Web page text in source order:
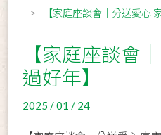
【家庭座談會│分送愛心
【家庭座談會
過好年】
2025 / 01 / 24